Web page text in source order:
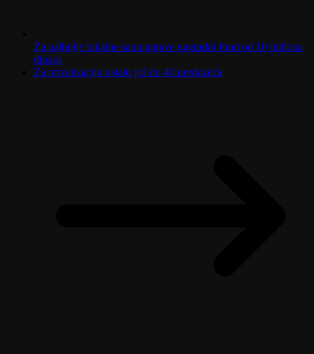
Za najbolje lokalne samouprave nagradni fond od 10 miliona
dinara
Za privatizaciju ostalo još do 40 preduzeća